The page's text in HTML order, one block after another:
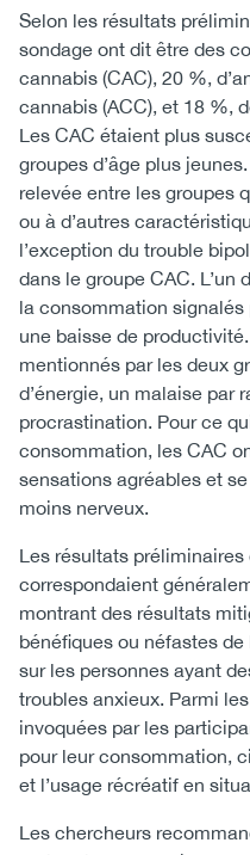
Selon les résultats
sondage ont dit être des
cannabis (CAC), 20 %,
cannabis (ACC), et 18 %,
Les CAC étaient plus
groupes d’âge plus
relevée entre les groupes
ou à d’autres
l’exception du trouble
dans le groupe CAC. L’un
la consommation
une baisse de
mentionnés par les deux
d’énergie, un malaise par
procrastination. Pour ce
consommation, les CAC
sensations agréables et
moins nerveux.
Les résultats
correspondaient
montrant des résultats
bénéfiques ou néfastes
sur les personnes ayant
troubles anxieux. Parmi
invoquées par les
pour leur consommation,
et l’usage récréatif en
Les chercheurs